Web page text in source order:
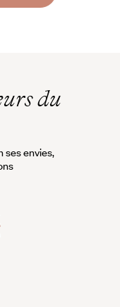
du
ses envies,